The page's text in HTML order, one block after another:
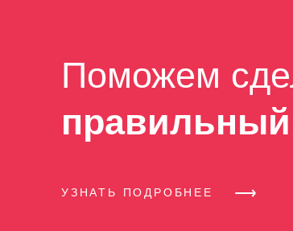
Поможем
УЗНАТЬ ПОДРОБНЕЕ